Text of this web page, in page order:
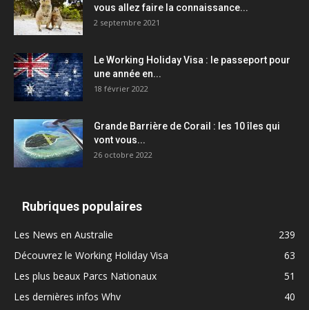
vous allez faire la connaissance...
2 septembre 2021
Le Working Holiday Visa : le passeport pour
une année en...
18 février 2022
Grande Barrière de Corail : les 10 îles qui
vont vous...
26 octobre 2022
Rubriques populaires
Les News en Australie
239
Découvrez le Working Holiday Visa
63
Les plus beaux Parcs Nationaux
51
Les dernières infos Whv
40